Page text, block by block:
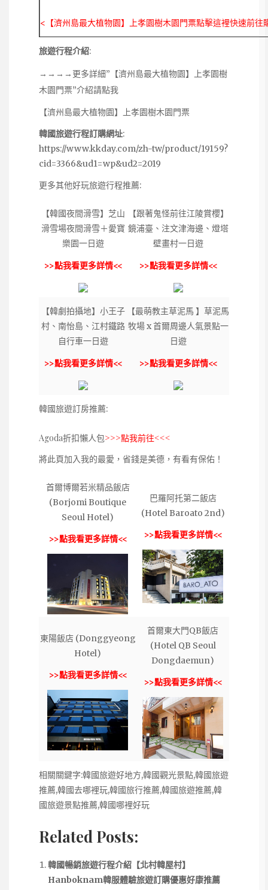
<【濟州島最大植物園】上孝園樹木園門票點擊這裡快速前往
旅遊行程介紹:
→→→→更多詳細”【濟州島最大植物園】上孝園樹
木園門票”介紹請點我
【濟州島最大植物園】上孝園樹木園門票
韓國旅遊行程訂購網址:
https://www.kkday.com/zh-tw/product/19159?
cid=3366&ud1=wp&ud2=2019
更多其他好玩旅遊行程推薦:
【韓國夜間滑雪】芝山
滑雪場夜間滑雪＋愛寶
樂園一日遊
>>點我看更多詳情<<
【跟著鬼怪前往江陵賞櫻】
鏡浦臺、注文津海邊、燈塔
壁畫村一日遊
>>點我看更多詳情<<
【韓劇拍攝地】小王子
村、南怡島、江村鐵路
自行車一日遊
>>點我看更多詳情<<
【最萌教主草泥馬 】草泥馬
牧場 x 首爾周邊人氣景點一
日遊
>>點我看更多詳情<<
韓國旅遊訂房推薦:
Agoda折扣懶人包>>>點我前往<<<
將此頁加入我的最愛，省錢是美德，有看有保佑！
首爾博爾若米精品飯店
(Borjomi Boutique
Seoul Hotel)
>>點我看更多詳情<<
巴羅阿托第二飯店
(Hotel Baroato 2nd)
>>點我看更多詳情<<
東陽飯店 (Donggyeong
Hotel)
>>點我看更多詳情<<
首爾東大門QB飯店
(Hotel QB Seoul
Dongdaemun)
>>點我看更多詳情<<
相關關鍵字:韓國旅遊好地方,韓國觀光景點,韓國旅遊
推薦,韓國去哪裡玩,韓國旅行推薦,韓國旅遊推薦,韓
國旅遊景點推薦,韓國哪裡好玩
Related Posts:
韓國暢銷旅遊行程介紹【北村韓屋村】
Hanboknam韓服體驗旅遊訂購優惠好康推薦